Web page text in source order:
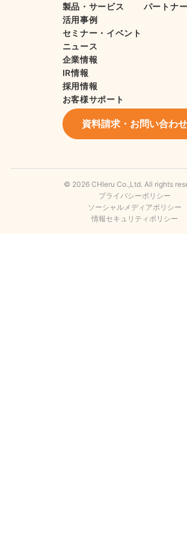
製品・サービス
活用事例
セミナー・イベント
ニュース
企業情報
IR情報
採用情報
お客様サポート
パートナ
資料請求・お問い合わせ
© 2026 CHIeru Co.,Ltd. All rights
プライバシーポリシー
ソーシャルメディアポリシー
情報セキュリティポリシー